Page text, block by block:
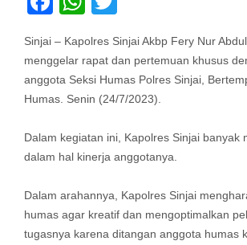
Sinjai – Kapolres Sinjai Akbp Fery Nur
menggelar rapat dan pertemuan khusus
anggota Seksi Humas Polres Sinjai,
Humas. Senin (24/7/2023).
Dalam kegiatan ini, Kapolres Sinjai banyak
dalam hal kinerja anggotanya.
Dalam arahannya, Kapolres Sinjai
humas agar kreatif dan mengoptimalkan
tugasnya karena ditangan anggota humas